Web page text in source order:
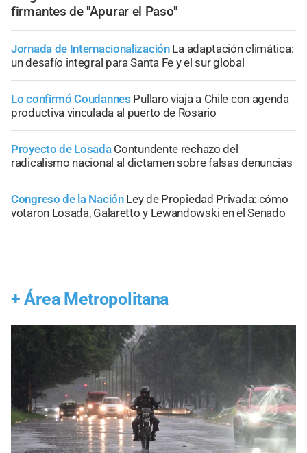
firmantes de "Apurar el Paso"
Jornada de Internacionalización La adaptación climática:
un desafío integral para Santa Fe y el sur global
Lo confirmó Coudannes Pullaro viaja a Chile con agenda
productiva vinculada al puerto de Rosario
Proyecto de Losada Contundente rechazo del
radicalismo nacional al dictamen sobre falsas denuncias
Congreso de la Nación Ley de Propiedad Privada: cómo
votaron Losada, Galaretto y Lewandowski en el Senado
+ Área Metropolitana